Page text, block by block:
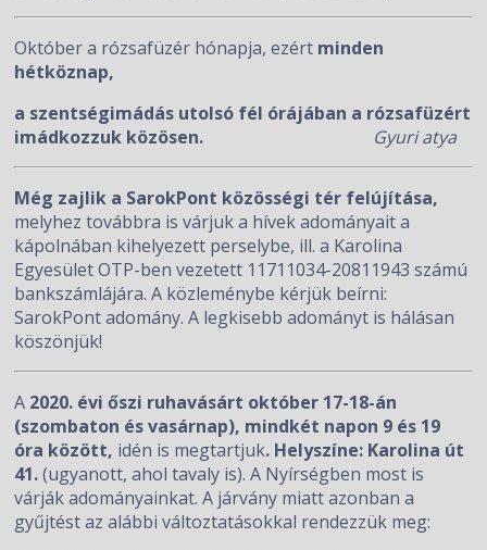
Október a rózsafüzér hónapja, ezért minden
hétköznap,
a szentségimádás utolsó fél órájában a rózsafüzért
imádkozzuk közösen. Gyuri atya
Még zajlik a SarokPont közösségi tér felújítása,
melyhez továbbra is várjuk a hívek adományait a
kápolnában kihelyezett perselybe, ill. a Karolina
Egyesület OTP-ben vezetett 11711034-20811943 számú
bankszámlájára. A közleménybe kérjük beírni:
SarokPont adomány. A legkisebb adományt is hálásan
köszönjük!
A 2020. évi őszi ruhavásárt október 17-18-án
(szombaton és vasárnap), mindkét napon 9 és 19
óra között, idén is megtartjuk. Helyszíne: Karolina út
41.(ugyanott, ahol tavaly is). A Nyírségben most is
várják adományainkat. A járvány miatt azonban a
gyűjtést az alábbi változtatásokkal rendezzük meg: